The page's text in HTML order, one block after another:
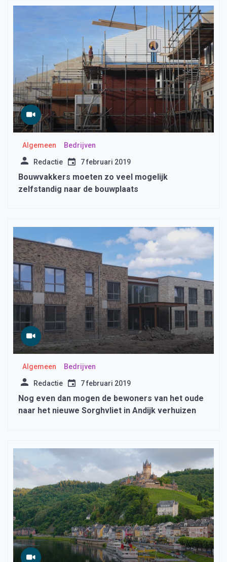
Algemeen Bedrijven
Redactie 7 februari 2019
Bouwvakkers moeten zo veel mogelijk
zelfstandig naar de bouwplaats
Algemeen Bedrijven
Redactie 7 februari 2019
Nog even dan mogen de bewoners van het oude
naar het nieuwe Sorghvliet in Andijk verhuizen